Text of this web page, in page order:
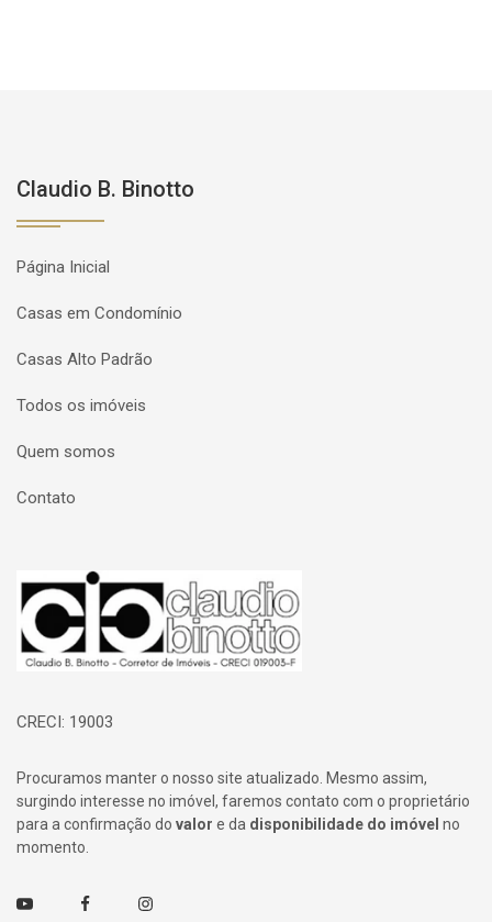
Claudio B. Binotto
Página Inicial
Casas em Condomínio
Casas Alto Padrão
Todos os imóveis
Quem somos
Contato
Página inicial
CRECI: 19003
Procuramos manter o nosso site atualizado. Mesmo assim,
surgindo interesse no imóvel, faremos contato com o proprietário
para a confirmação do valor e da disponibilidade do imóvel no
momento.
Youtube FacebookInstagram